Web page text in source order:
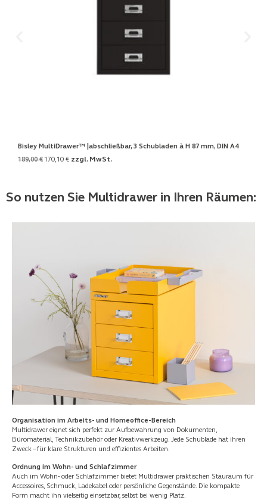
Bisley MultiDrawer™ |abschließbar, 3 Schubladen à H 87 mm, DIN A4
189,00€ 170,10 € zzgl. MwSt.
So nutzen Sie Multidrawer in Ihren Räumen:
Organisation im Arbeits- und Homeoffice-Bereich
Multidrawer eignet sich perfekt zur Aufbewahrung von Dokumenten,
Büromaterial, Technikzubehör oder Kreativwerkzeug. Jede Schublade hat ihren
Zweck – für klare Strukturen und effizientes Arbeiten.
Ordnung im Wohn- und Schlafzimmer
Auch im Wohn- oder Schlafzimmer bietet Multidrawer praktischen Stauraum für
Accessoires, Schmuck, Ladekabel oder persönliche Gegenstände. Die kompakte
Form macht ihn vielseitig einsetzbar, selbst bei wenig Platz.